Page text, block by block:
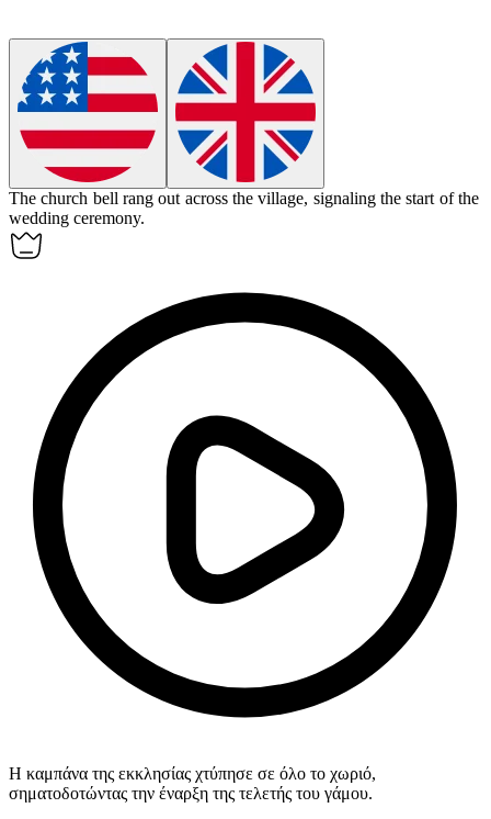
The church bell rang out across the village, signaling the start of the
wedding ceremony.
Η καμπάνα της εκκλησίας χτύπησε σε όλο το χωριό,
σηματοδοτώντας την έναρξη της τελετής του γάμου.